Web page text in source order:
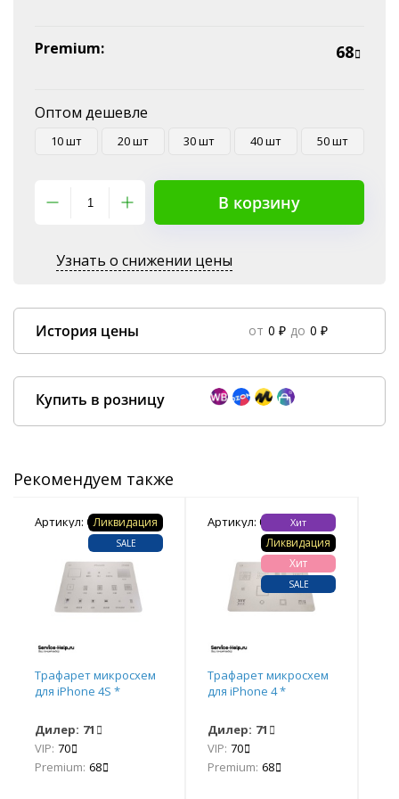
Premium: 68
Оптом дешевле
10 шт 20 шт 30 шт 40 шт 50 шт
В корзину
Узнать о снижении цены
История цены от 0 ₽ до 0 ₽
Купить в розницу
Рекомендуем также
Артикул: 033457Ликвидация
SALE
Трафарет микросхем
для iPhone 4S *
Дилер: 71
VIP: 70
Premium: 68
Артикул: 033440Хит
Ликвидация
Хит
SALE
Трафарет микросхем
для iPhone 4 *
Дилер: 71
VIP: 70
Premium: 68